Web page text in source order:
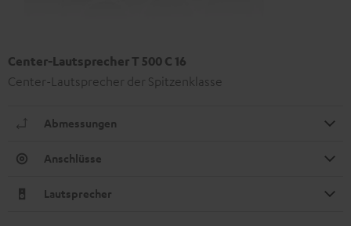
Center-Lautsprecher T 500 C 16
Center-Lautsprecher der Spitzenklasse
Abmessungen
Anschlüsse
Lautsprecher